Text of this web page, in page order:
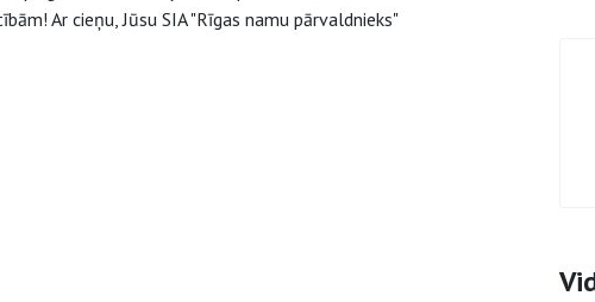
Ar cieņu, Jūsu SIA "Rīgas namu pārvaldnieks"